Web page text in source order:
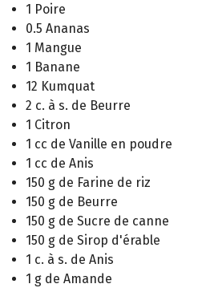
1 Poire
0.5 Ananas
1 Mangue
1 Banane
12 Kumquat
2 c. à s. de Beurre
1 Citron
1 cc de Vanille en poudre
1 cc de Anis
150 g de Farine de riz
150 g de Beurre
150 g de Sucre de canne
150 g de Sirop d'érable
1 c. à s. de Anis
1 g de Amande